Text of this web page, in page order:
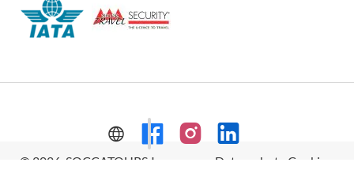
© 2026, SOCCATOURS Impressum Datenschutz
Cookies